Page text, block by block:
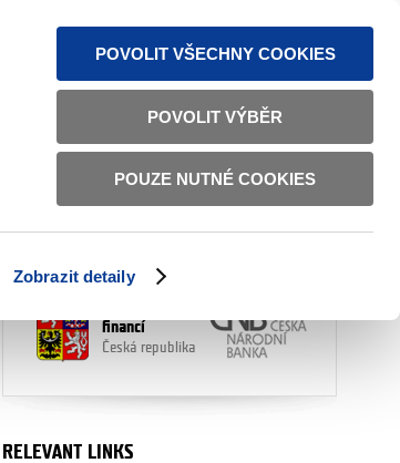
Zobrazit detaily
POVOLIT VŠECHNY COOKIES
POVOLIT VÝBĚR
POUZE NUTNÉ COOKIES
TEXT VERSION ČESKY ENGLISH
financí
Česká republika
RELEVANT LINKS